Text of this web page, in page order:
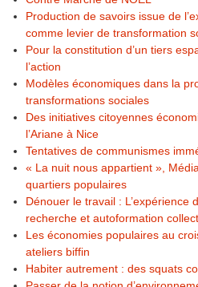
Production de savoirs issue de
comme levier de transformation
Pour la constitution d’un tiers
l’action
Modèles économiques dans la
transformations sociales
Des initiatives citoyennes
l’Ariane à Nice
Tentatives de communismes
« La nuit nous appartient »,
quartiers populaires
Dénouer le travail : L’expérience
recherche et autoformation
Les économies populaires au
ateliers biffin
Habiter autrement : des squats